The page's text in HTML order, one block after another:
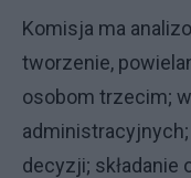
Komisja ma
tworzenie,
osobom trzecim;
decyzji; składanie